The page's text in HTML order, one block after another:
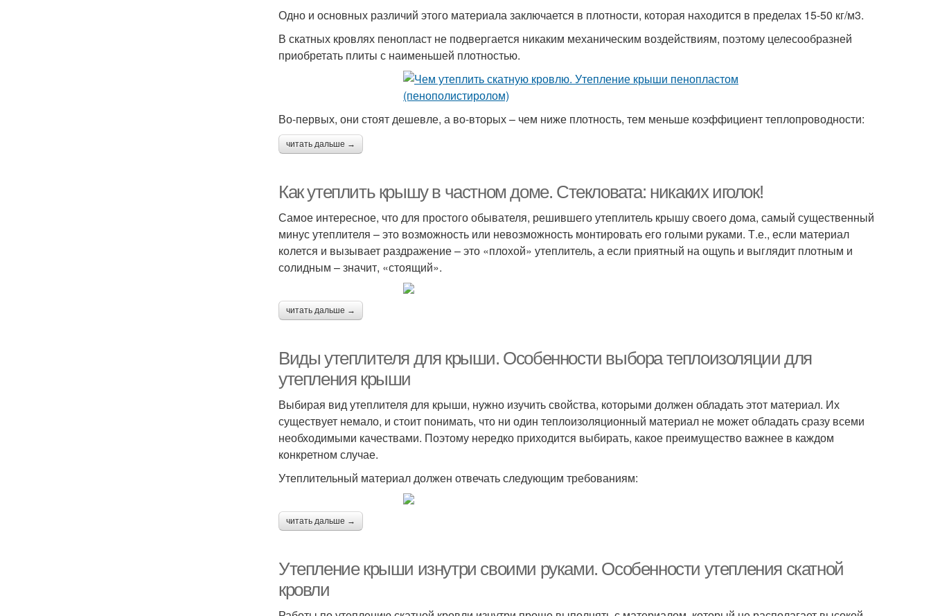
Одно и основных различий этого материала заключается в плотности, которая находится в пределах 15-50 кг/м3.
В скатных кровлях пенопласт не подвергается никаким механическим воздействиям, поэтому целесообразней
приобретать плиты с наименьшей плотностью.
Во-первых, они стоят дешевле, а во-вторых – чем ниже плотность, тем меньше коэффициент теплопроводности:
читать дальше →
Как утеплить крышу в частном доме. Стекловата: никаких иголок!
Самое интересное, что для простого обывателя, решившего утеплитель крышу своего дома, самый существенный
минус утеплителя – это возможность или невозможность монтировать его голыми руками. Т.е., если материал
колется и вызывает раздражение – это «плохой» утеплитель, а если приятный на ощупь и выглядит плотным и
солидным – значит, «стоящий».
читать дальше →
Виды утеплителя для крыши. Особенности выбора теплоизоляции для
утепления крыши
Выбирая вид утеплителя для крыши, нужно изучить свойства, которыми должен обладать этот материал. Их
существует немало, и стоит понимать, что ни один теплоизоляционный материал не может обладать сразу всеми
необходимыми качествами. Поэтому нередко приходится выбирать, какое преимущество важнее в каждом
конкретном случае.
Утеплительный материал должен отвечать следующим требованиям:
читать дальше →
Утепление крыши изнутри своими руками. Особенности утепления скатной
кровли